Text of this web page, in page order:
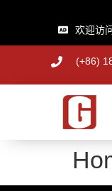
欢迎访
(+86)